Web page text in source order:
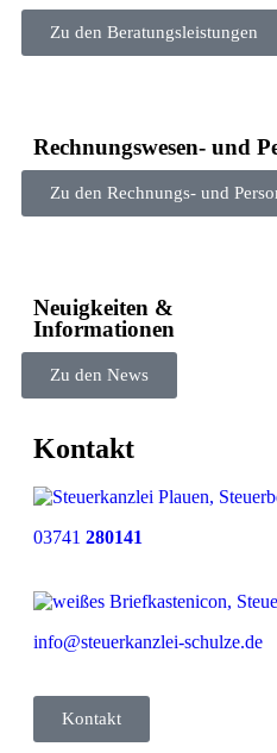
Zu den Beratungsleistungen
Rechnungswesen- und
Zu den Rechnungs- und
Neuigkeiten &
Informationen​
Zu den News
Kontakt
03741 280141
info@steuerkanzlei-schulze.de
Kontakt